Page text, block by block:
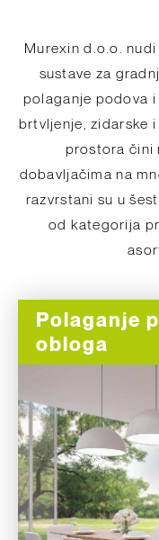
Murexin d.o.o.
sustave za
polaganje podova
brtvljenje, zidarske
prostora čini
dobavljačima na
razvrstani su u
od kategorija
Polaganje
obloga